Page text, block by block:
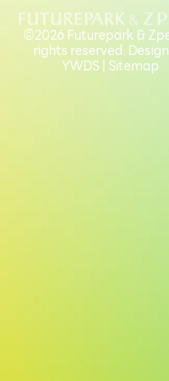
©2026 Futurepark &
rights reserved.
YWDS| Sitemap